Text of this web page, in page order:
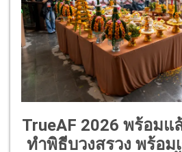
TrueAF 2026 พร้อมแ
ทำพิธีบวงสรวง พร้อม